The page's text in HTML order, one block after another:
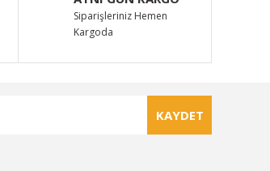
Siparişleriniz Hemen
Kargoda
KAYDET